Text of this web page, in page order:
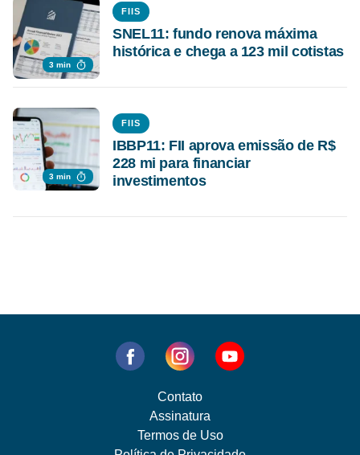
3 min
FIIS
SNEL11: fundo renova máxima
histórica e chega a 123 mil cotistas
3 min
FIIS
IBBP11: FII aprova emissão de R$
228 mi para financiar
investimentos
Contato
Assinatura
Termos de Uso